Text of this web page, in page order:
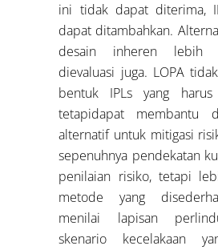
ini tidak dapat diterima,
dapat ditambahkan.
desain inheren lebih
dievaluasi juga. LOPA
bentuk IPLs yang harus
tetapidapat membantu
alternatif untuk mitigasi
sepenuhnya pendekatan
penilaian risiko, tetapi
metode yang
menilai lapisan
skenario kecelakaan